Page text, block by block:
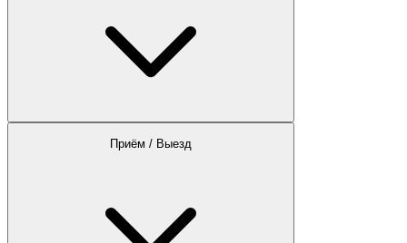
Приём / Выезд